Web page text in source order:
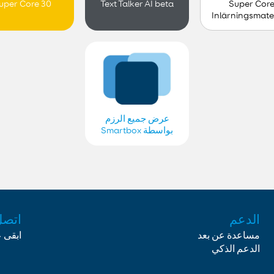
Super
Text Talker AI beta
Core 30
عرض جميع الرزم
بواسطة Smartbox
الدعم
مساعدة عن بعد
الدعم الذكي